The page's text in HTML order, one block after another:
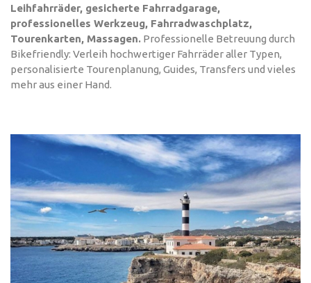
Leihfahrräder, gesicherte Fahrradgarage,
professionelles Werkzeug, Fahrradwaschplatz,
Tourenkarten, Massagen. Professionelle Betreuung durch
Bikefriendly: Verleih hochwertiger Fahrräder aller Typen,
personalisierte Tourenplanung, Guides, Transfers und vieles
mehr aus einer Hand.